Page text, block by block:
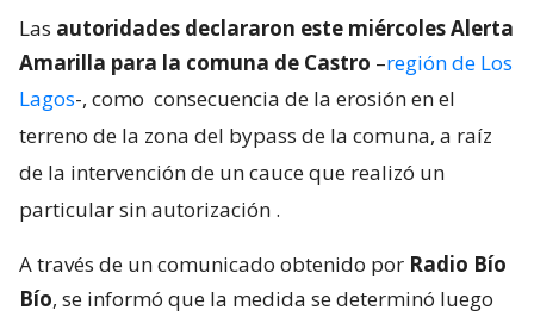
Las autoridades declararon este miércoles Alerta
Amarilla para la comuna de Castro –región de Los
Lagos-, como consecuencia de la erosión en el
terreno de la zona del bypass de la comuna, a raíz
de la intervención de un cauce que realizó un
particular sin autorización .
A través de un comunicado obtenido por Radio Bío
Bío, se informó que la medida se determinó luego